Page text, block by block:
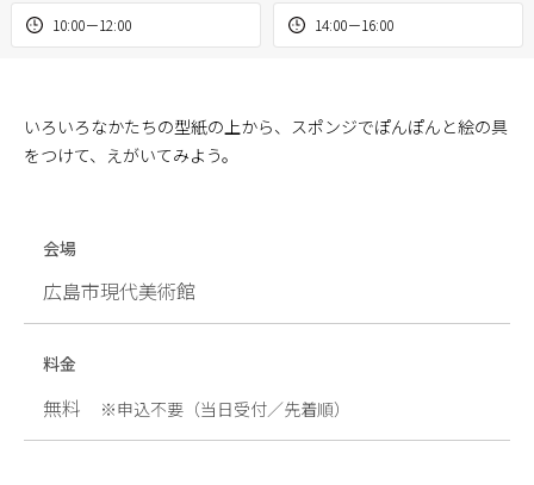
10:00－12:00 14:00－16:00
いろいろなかたちの型紙の上から、スポンジでぽんぽんと絵の具
をつけて、えがいてみよう。
会場
広島市現代美術館
料金
無料 ※申込不要（当日受付／先着順）